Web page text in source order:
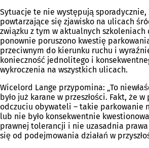
Sytuacje te nie występują
powtarzające się zjawisko na ulicach
związku z tym w aktualnych
ponownie poruszono kwestię
przeciwnym do kierunku ruchu i
konieczność jednolitego i
wykroczenia na wszystkich ulicach.
Wicelord Lange przypomina: „To
było już karane w przeszłości. Fakt, że w
odczuciu obywateli – takie parkowanie
lub nie było konsekwentnie
prawnej tolerancji i nie uzasadnia
się od podejmowania działań w